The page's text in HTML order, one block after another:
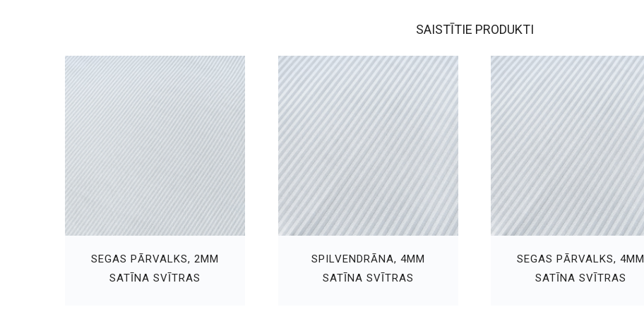
SAISTĪTIE PRODUKTI
SEGAS PĀRVALKS, 2MM
SATĪNA SVĪTRAS
SPILVENDRĀNA, 4MM
SATĪNA SVĪTRAS
SEGAS PĀRVALKS, 4MM
SATĪNA SVĪTRAS